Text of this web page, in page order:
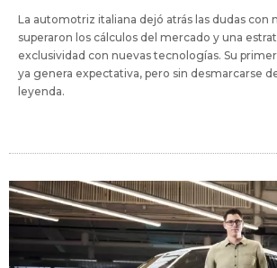
La automotriz italiana dejó atrás las dudas con
superaron los cálculos del mercado y una
exclusividad con nuevas tecnologías. Su
ya genera expectativa, pero sin desmarcarse
leyenda.